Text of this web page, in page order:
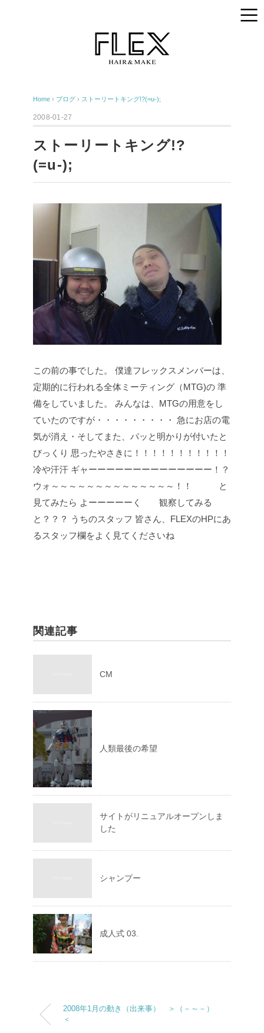
Home › ブログ › ストーリートキング!?(=u-);
2008-01-27
ストーリートキング!?
(=u-);
この前の事でした。
僕達フレックスメンバーは、
定期的に行われる全体ミーティング（MTG)の 準
備をしていました。
みんなは、MTGの用意をし
ていたのですが・・・・・・・・・
急にお店の電
気が消え・そしてまた、パッと明かりが付いたと
びっくり 思ったやさきに！！！！！！！！！！！
冷や汗汗 ギャーーーーーーーーーーーーーー！？
ウォ～～～～～～～～～～～～～～！！ と
見てみたら よーーーーーく 観察してみる
と？？？ うちのスタッフ 皆さん、FLEXのHPにあ
るスタッフ欄をよく見てくださいね
関連記事
CM
人類最後の希望
サイトがリニュアルオープンしま
した
シャンプー
成人式 03.
2008年1月の動き（出来事） ＞（－～－）
＜